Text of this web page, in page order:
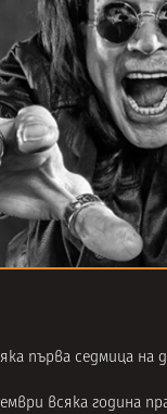
първа седмица на
всяка година